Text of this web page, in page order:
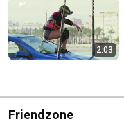
2:03
Friendzone